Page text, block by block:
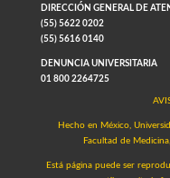
DIRECCIÓN GENERAL DE
(55) 5622 0202
(55) 5616 0140
DENUNCIA UNIVERSITARIA
01 800 2264725
Hecho en México,
Facultad de
Está página puede ser